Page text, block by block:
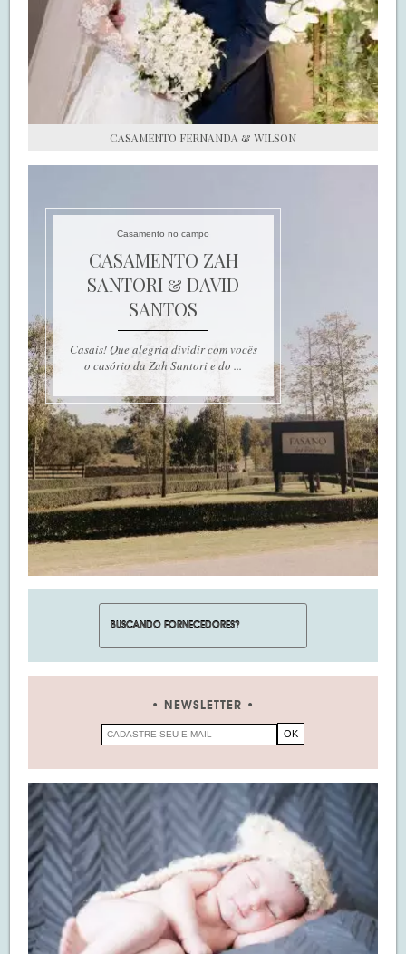
CASAMENTO FERNANDA & WILSON
Casamento no campo
CASAMENTO ZAH
SANTORI & DAVID
SANTOS
Casais! Que alegria dividir com vocês
o casório da Zah Santori e do ...
NEWSLETTER